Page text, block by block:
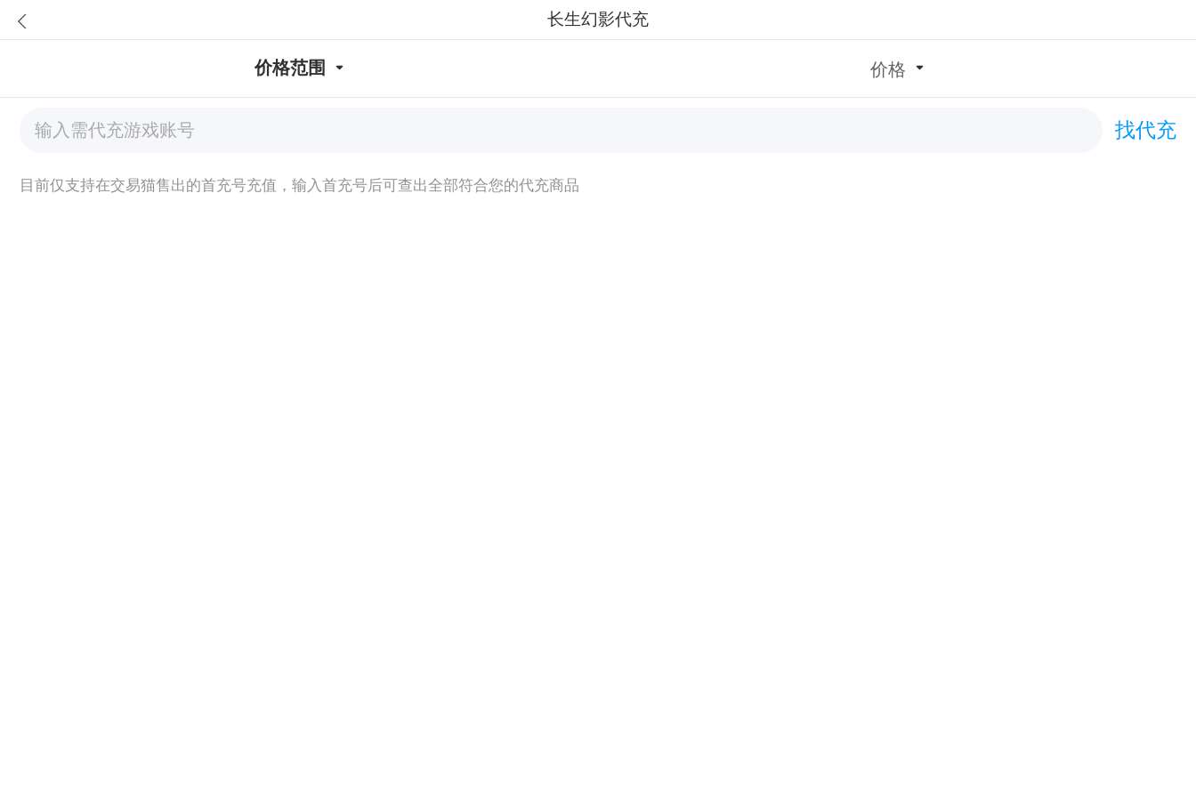
长生幻影代充
价格范围 价格
找代充
目前仅支持在交易猫售出的首充号充值，输入首充号后可查出全部符合您的代充商品